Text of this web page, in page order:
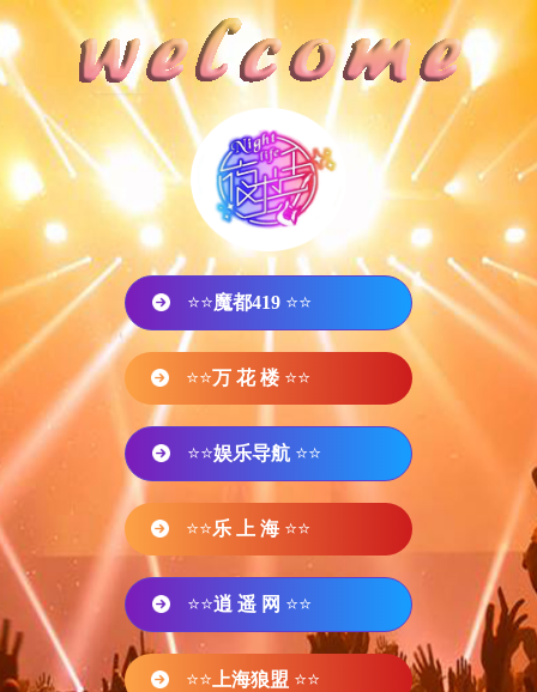
⭐⭐魔都419 ⭐⭐
⭐⭐万 花 楼 ⭐⭐
⭐⭐娱乐导航 ⭐⭐
⭐⭐乐 上 海 ⭐⭐
⭐⭐逍 遥 网 ⭐⭐
⭐⭐ 上海狼盟 ⭐⭐